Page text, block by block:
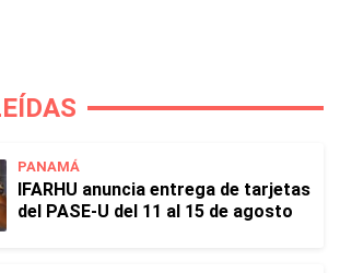
PANAMÁ
IFARHU anuncia entrega de tarjetas
del PASE-U del 11 al 15 de agosto